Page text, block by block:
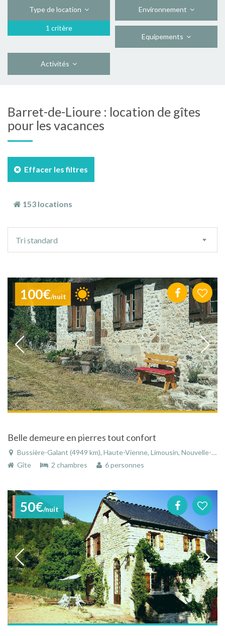
Type de location
1 critère
Environnement
Equipements
Activités
Barret-de-Lioure : location de gîtes
pour les vacances
Effacer les filtres
153 locations
tri
Tri standard
100€/nuit
Belle demeure en pierres tout confort
Bussière-Galant (4949 km), Haute-Vienne, Limousin, Nouvelle-Aquitaine, France
Gîte
2 chambres 6 personnes
50€/nuit